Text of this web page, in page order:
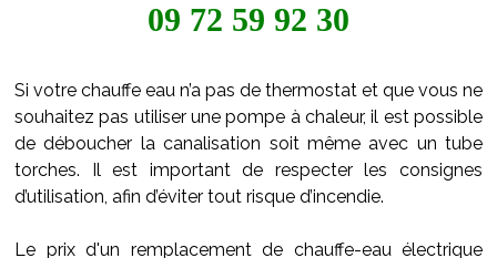
09 72 59 92 30
Si votre chauffe eau n’a pas de thermostat et que vous ne
souhaitez pas utiliser une pompe à chaleur, il est possible
de déboucher la canalisation soit même avec un tube
torches. Il est important de respecter les consignes
d’utilisation, afin d’éviter tout risque d’incendie.
Le prix d'un remplacement de chauffe-eau électrique